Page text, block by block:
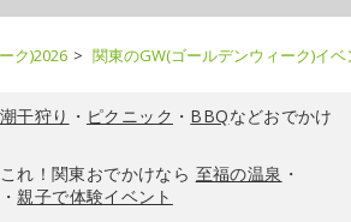
ク)2026 関東のGW(ゴールデンウィーク)イ
潮干狩り ・ ピクニック ・ BBQなどおでかけ
れ！関東おでかけなら 至福の温泉 ・
・親子で体験イベント